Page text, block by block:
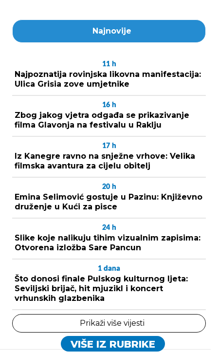
Najnovije
11 h
Najpoznatija rovinjska likovna manifestacija:
Ulica Grisia zove umjetnike
16 h
Zbog jakog vjetra odgađa se prikazivanje
filma Glavonja na festivalu u Raklju
17 h
Iz Kanegre ravno na snježne vrhove: Velika
filmska avantura za cijelu obitelj
20 h
Emina Selimović gostuje u Pazinu: Književno
druženje u Kući za pisce
24 h
Slike koje nalikuju tihim vizualnim zapisima:
Otvorena izložba Sare Pancun
1 dana
Što donosi finale Pulskog kulturnog ljeta:
Seviljski brijač, hit mjuzikl i koncert
vrhunskih glazbenika
Prikaži više vijesti
VIŠE IZ RUBRIKE